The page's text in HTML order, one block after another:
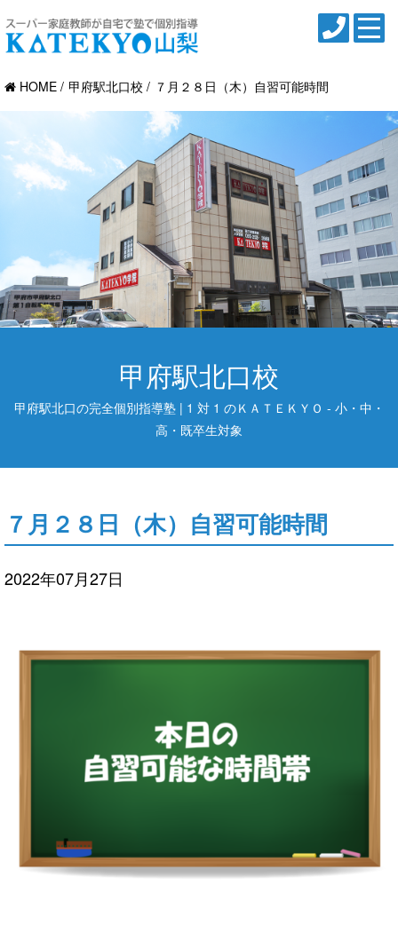
HOME 甲府駅北口校 ７月２８日（木）自習可能時間
甲府駅北口校
甲府駅北口の完全個別指導塾 | 1 対 1 のＫＡＴＥＫＹＯ - 小・中・
高・既卒生対象
７月２８日（木）自習可能時間
2022年07月27日